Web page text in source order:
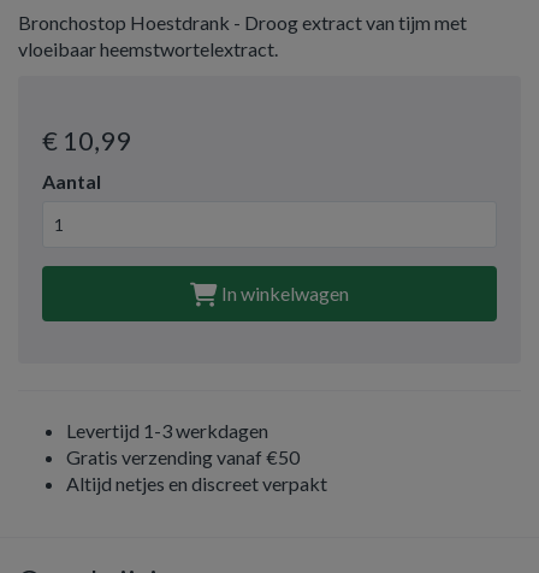
Bronchostop Hoestdrank - Droog extract van tijm met
vloeibaar heemstwortelextract.
€ 10,99
Aantal
In winkelwagen
Levertijd 1-3 werkdagen
Gratis verzending vanaf €50
Altijd netjes en discreet verpakt